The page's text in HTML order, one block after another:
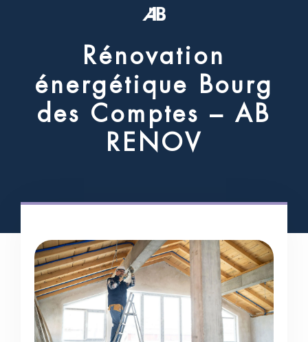
Rénovation
énergétique Bourg
d es Comptes – AB
RE NOV